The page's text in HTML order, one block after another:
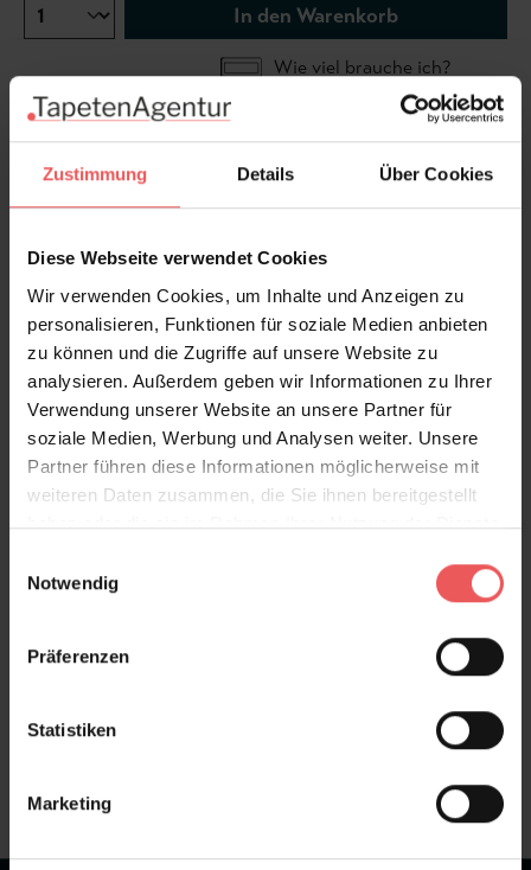
Zustimmung Details Über Cookies
Diese Webseite verwendet Cookies
Wir verwenden Cookies, um Inhalte und Anzeigen zu
personalisieren, Funktionen für soziale Medien anbieten
zu können und die Zugriffe auf unsere Website zu
analysieren. Außerdem geben wir Informationen zu Ihrer
Verwendung unserer Website an unsere Partner für
soziale Medien, Werbung und Analysen weiter. Unsere
Partner führen diese Informationen möglicherweise mit
weiteren Daten zusammen, die Sie ihnen bereitgestellt
haben oder die sie im Rahmen Ihrer Nutzung der Dienste
Notwendig
Präferenzen
Statistiken
Marketing
In den Warenkorb
Wie viel brauche ich?
Rollen & Mengen berechnen
"Skandinavisches Design"...
Produktdetails
Versand & Zahlung
Bewertungen
FAQ